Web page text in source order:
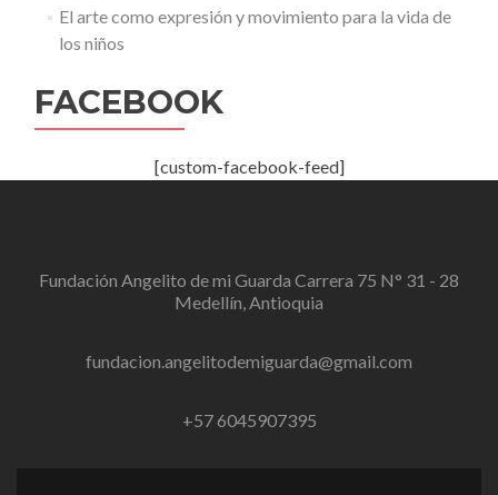
El arte como expresión y movimiento para la vida de
los niños
FACEBOOK
[custom-facebook-feed]
Fundación Angelito de mi Guarda Carrera 75 N° 31 - 28
Medellín, Antioquia
fundacion.angelitodemiguarda@gmail.com
+57 6045907395